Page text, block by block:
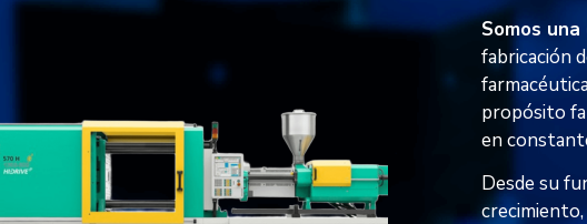
Somos
fabricación
propósito
en
Desde su